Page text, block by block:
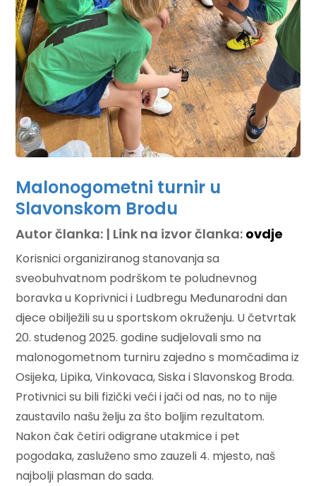
Malonogometni turnir u
Slavonskom Brodu
Autor članka: | Link na izvor članka: ovdje
Korisnici organiziranog stanovanja sa
sveobuhvatnom podrškom te poludnevnog
boravka u Koprivnici i Ludbregu Međunarodni dan
djece obilježili su u sportskom okruženju. U četvrtak
20. studenog 2025. godine sudjelovali smo na
malonogometnom turniru zajedno s momčadima iz
Osijeka, Lipika, Vinkovaca, Siska i Slavonskog Broda.
Protivnici su bili fizički veći i jači od nas, no to nije
zaustavilo našu želju za što boljim rezultatom.
Nakon čak četiri odigrane utakmice i pet
pogodaka, zasluženo smo zauzeli 4. mjesto, naš
najbolji plasman do sada.